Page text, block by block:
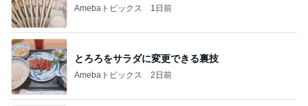
Amebaトピックス 1日前
とろろをサラダに変更できる裏技
Amebaトピックス 2日前